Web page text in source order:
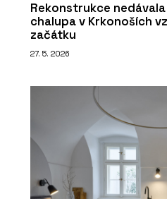
Rekonstrukce nedávala
chalupa v Krkonoších
začátku
27. 5. 2026